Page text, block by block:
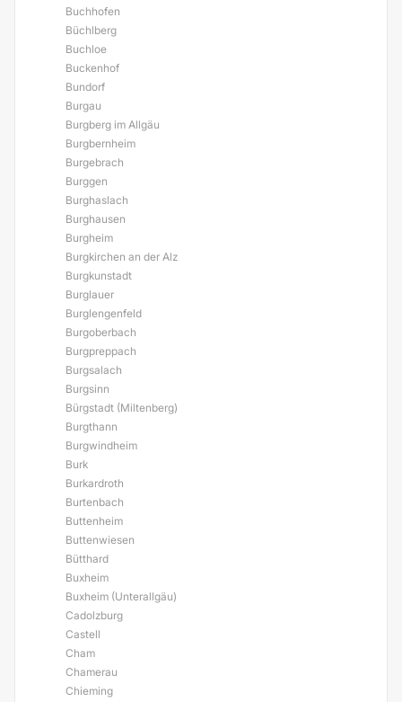
Buchhofen
Büchlberg
Buchloe
Buckenhof
Bundorf
Burgau
Burgberg im Allgäu
Burgbernheim
Burgebrach
Burggen
Burghaslach
Burghausen
Burgheim
Burgkirchen an der Alz
Burgkunstadt
Burglauer
Burglengenfeld
Burgoberbach
Burgpreppach
Burgsalach
Burgsinn
Bürgstadt (Miltenberg)
Burgthann
Burgwindheim
Burk
Burkardroth
Burtenbach
Buttenheim
Buttenwiesen
Bütthard
Buxheim
Buxheim (Unterallgäu)
Cadolzburg
Castell
Cham
Chamerau
Chieming